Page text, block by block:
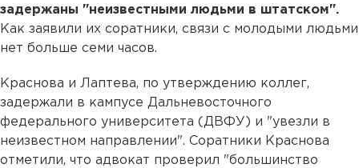
задержаны "неизвестными людьми в штатском".
Как заявили их соратники, связи с молодыми людьми
нет больше семи часов.
Краснова и Лаптева, по утверждению коллег,
задержали в кампусе Дальневосточного
федерального университета (ДВФУ) и "увезли в
неизвестном направлении". Соратники Краснова
отметили, что адвокат проверил "большинство